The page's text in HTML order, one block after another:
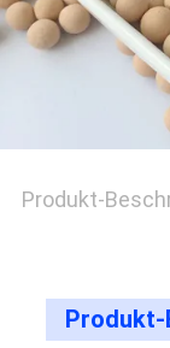
FÄLLE
SITEMAP
Produkt-
Produkt-